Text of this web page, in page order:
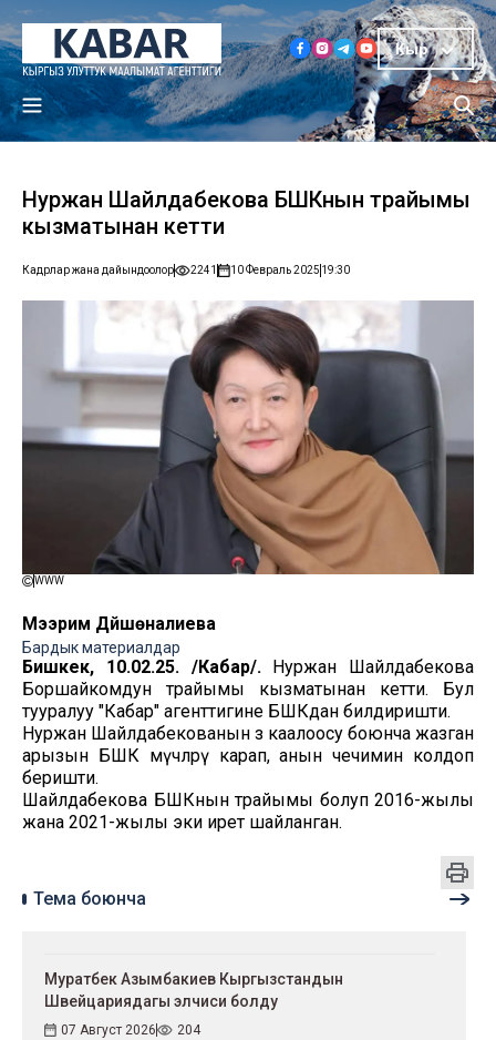
Кыр
Нуржан Шайлдабекова БШКнын төрайымы
кызматынан кетти
Кадрлар жана дайындоолор 2241 10 Февраль 2025 19:30
WWW
Мээрим Дүйшөналиева
Бардык материалдар
Бишкек, 10.02.25. /Кабар/.Нуржан Шайлдабекова
Боршайкомдун төрайымы кызматынан кетти. Бул
тууралуу "Кабар" агенттигине БШКдан билдиришти.
Нуржан Шайлдабекованын өз каалоосу боюнча жазган
арызын БШК мүчөлөрү карап, анын чечимин колдоп
беришти.
Шайлдабекова БШКнын төрайымы болуп 2016-жылы
жана 2021-жылы эки ирет шайланган.
Тема боюнча
Муратбек Азымбакиев Кыргызстандын
Швейцариядагы элчиси болду
07 Август 2026 204